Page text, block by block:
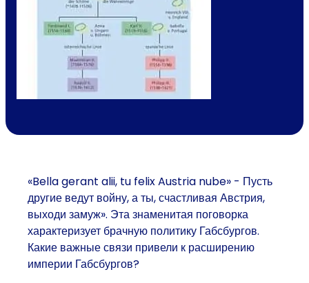
«Bella gerant alii, tu felix Austria nube» - Пусть
другие ведут войну, а ты, счастливая Австрия,
выходи замуж». Эта знаменитая поговорка
характеризует брачную политику Габсбургов.
Какие важные связи привели к расширению
империи Габсбургов?